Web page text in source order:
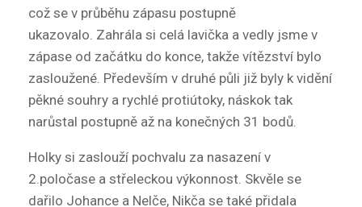
což se v průběhu zápasu postupně
ukazovalo. Zahrála si celá lavička a vedly jsme v
zápase od začátku do konce, takže vítězství bylo
zasloužené. Především v druhé půli již byly k vidění
pěkné souhry a rychlé protiútoky, náskok tak
narůstal postupně až na konečných 31 bodů.
Holky si zaslouží pochvalu za nasazení v
2.poločase a střeleckou výkonnost. Skvěle se
dařilo Johance a Nelče, Nikča se také přidala